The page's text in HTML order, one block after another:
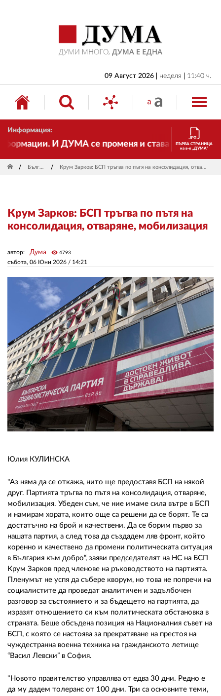
09 Август 2026 неделя 11:40 ч.
Информация:
И ДУМА се променя и става електронно
ПЪРВА СТРАНИЦА
на в-к „ДУМА“
България Крум Зарков: БСП тръгва по пътя на консолидация, отваряне, мобилизация
Крум Зарков: БСП тръгва по пътя на
консолидация, отваряне, мобилизация
събота, 06 Юни 2026 / 14:21
автор: Дума visibility 4793
Юлия КУЛИНСКА
"Аз няма да се откажа, нито ще предоставя БСП на някой
друг. Партията тръгва по пътя на консолидация, отваряне,
мобилизация. Убеден съм, че ние имаме сила вътре в БСП
и намирам хората, които още са решени да се борят. Те са
достатъчно на брой и качествени. Да се борим първо за
нашата партия, а след това да създадем ляв фронт, който
коренно и качествено да промени политическата ситуация
в България към добро“, заяви председателят на НС на БСП
Крум Зарков пред членове на ръководството на партията.
Пленумът не успя да събере кворум, но това не попречи на
социалистите да проведат аналитичен и задълбочен
разговор за състоянието и за бъдещето на партията, да
изразят отношението си към политическата обстановка в
страната. Беше обсъдена позиция на Националния съвет на
БСП, с която се настоява за прекратяване на престоя на
чуждестранна военна техника на гражданското летище
“Васил Левски” в София.
"Новото правителство управлява от едва 30 дни. Редно е
да му дадем толеранс от 100 дни. Три са основните теми,
БЪЛГАРИЯ
ИКОНОМИКА
ИЗБОРИ
СВЯТ
ДРУГИ
АВТОРИ
РЕДАКЦИЯ
КОНТАКТИ
РЕКЛАМА
АБОНАМЕНТ
УСЛОВИЯ ЗА ПОЛЗВАНЕ
ПОЛИТИКА ЗА БИСКВИТКИТЕ
ПОЛИТИКАТА ЗА
ПОВЕРИТЕЛНОСТ